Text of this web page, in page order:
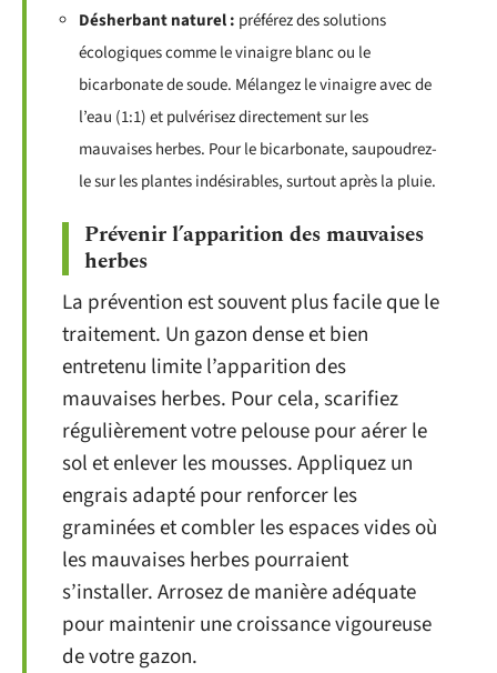
Désherbant naturel : préférez des solutions
écologiques comme le vinaigre blanc ou le
bicarbonate de soude. Mélangez le vinaigre avec de
l’eau (1:1) et pulvérisez directement sur les
mauvaises herbes. Pour le bicarbonate, saupoudrez-
le sur les plantes indésirables, surtout après la pluie.
Prévenir l’apparition des mauvaises
herbes
La prévention est souvent plus facile que le
traitement. Un gazon dense et bien
entretenu limite l’apparition des
mauvaises herbes. Pour cela, scarifiez
régulièrement votre pelouse pour aérer le
sol et enlever les mousses. Appliquez un
engrais adapté pour renforcer les
graminées et combler les espaces vides où
les mauvaises herbes pourraient
s’installer. Arrosez de manière adéquate
pour maintenir une croissance vigoureuse
de votre gazon.